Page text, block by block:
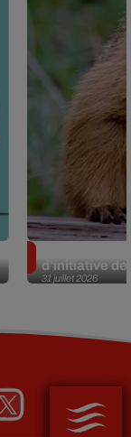
31 juillet 2026
d’initiative